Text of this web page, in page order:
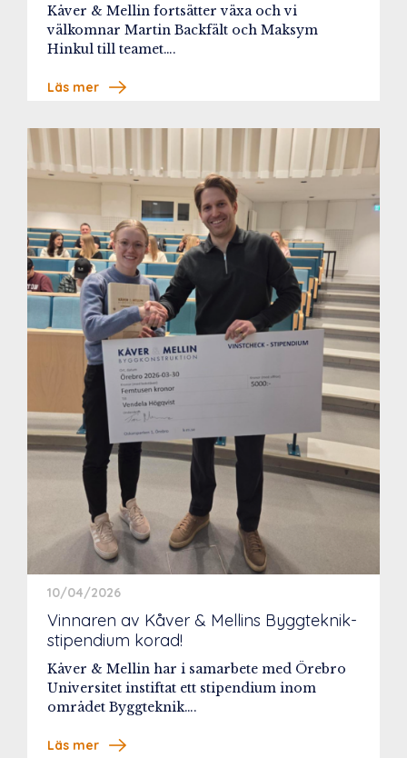
Kåver & Mellin fortsätter växa och vi
välkomnar Martin Backfält och Maksym
Hinkul till teamet….
Läs mer
10/04/2026
Vinnaren av Kåver & Mellins Byggteknik-
stipendium korad!
Kåver & Mellin har i samarbete med Örebro
Universitet instiftat ett stipendium inom
området Byggteknik….
Läs mer